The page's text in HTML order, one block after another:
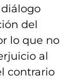
del
lo que no
al
contrario